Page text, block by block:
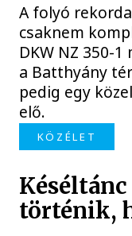
A folyó
csaknem
DKW NZ 350-
a Batthyány
pedig egy
elő.
KÖZÉLET
történik,